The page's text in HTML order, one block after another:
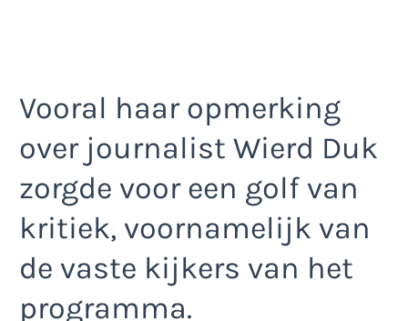
Vooral haar opmerking
over journalist Wierd Duk
zorgde voor een golf van
kritiek, voornamelijk van
de vaste kijkers van het
programma.